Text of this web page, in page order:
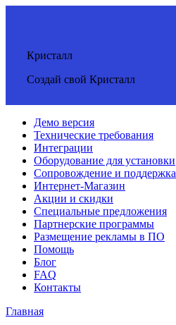
Кристалл
Создай свой Кристалл
Демо версия
Технические требования
Интеграции
Оборудование для установки
Сопровождение и поддержка
Интернет-Магазин
Акции и скидки
Специальные предложения
Партнерские программы
Размещение рекламы в ПО
Помощь
Блог
FAQ
Контакты
Главная